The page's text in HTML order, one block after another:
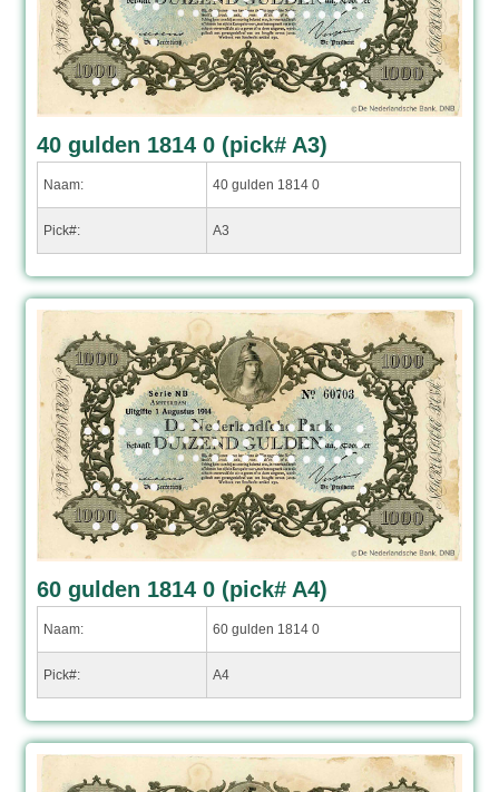
40 gulden 1814 0 (pick# A3)
Naam: 40 gulden 1814 0
Pick#: A3
60 gulden 1814 0 (pick# A4)
Naam: 60 gulden 1814 0
Pick#: A4